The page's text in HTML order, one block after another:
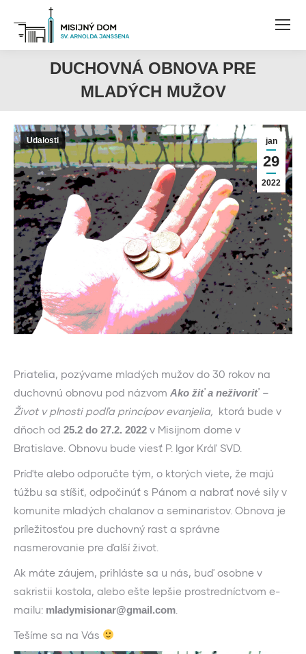
DUCHOVNÁ OBNOVA PRE
MLADÝCH MUŽOV
jan
29
2022
Udalosti
Priatelia, pozývame mladých mužov do 30 rokov na
duchovnú obnovu pod názvom Ako žiť a neživoriť–
Život v plnosti podľa princípov evanjelia,
ktorá bude v
dňoch od 25.2 do 27.2. 2022 v Misijnom dome v
Bratislave. Obnovu bude viesť P. Igor Kráľ SVD.
Príďte alebo odporučte tým, o ktorých viete, že majú
túžbu sa stíšiť, odpočinúť s Pánom a nabrať nové sily v
komunite mladých chalanov a seminaristov. Obnova je
príležitosťou pre duchovný rast a správne
nasmerovanie pre ďalší život.
Ak máte záujem, prihláste sa u nás, buď osobne v
sakristii kostola, alebo ešte lepšie prostredníctvom e-
mailu: mladymisionar@gmail.com
Tešíme sa na Vás